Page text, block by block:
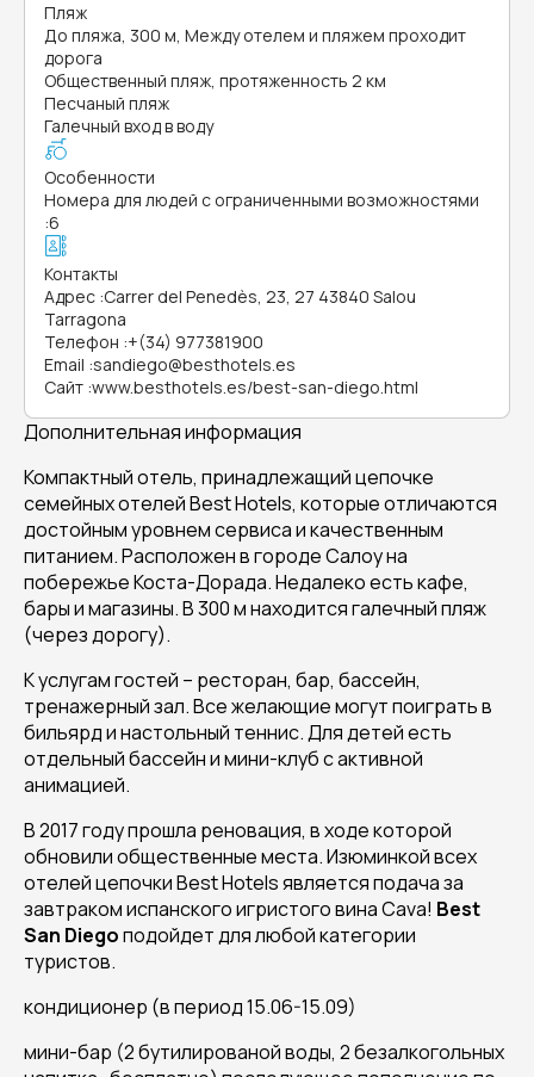
Пляж
До пляжа, 300 м, Между отелем и пляжем проходит
дорога
Общественный пляж, протяженность 2 км
Песчаный пляж
Галечный вход в воду
Особенности
Номера для людей с ограниченными возможностями
:6
Контакты
Адрес :Carrer del Penedès, 23, 27 43840 Salou
Tarragona
Телефон :+(34) 977381900
Email :sandiego@besthotels.es
Сайт :www.besthotels.es/best-san-diego.html
Дополнительная информация
Компактный отель, принадлежащий цепочке
семейных отелей Best Hotels, которые отличаются
достойным уровнем сервиса и качественным
питанием. Расположен в городе Салоу на
побережье Коста-Дорада. Недалеко есть кафе,
бары и магазины. В 300 м находится галечный пляж
(через дорогу).
К услугам гостей – ресторан, бар, бассейн,
тренажерный зал. Все желающие могут поиграть в
бильярд и настольный теннис. Для детей есть
отдельный бассейн и мини-клуб с активной
анимацией.
В 2017 году прошла реновация, в ходе которой
обновили общественные места.Изюминкой всех
отелей цепочки Best Hotels является подача за
завтраком испанского игристого вина Cava! Best
San Diegoподойдет для любой категории
туристов.
кондиционер (в период 15.06-15.09)
мини-бар (2 бутилированой воды, 2 безалкогольных